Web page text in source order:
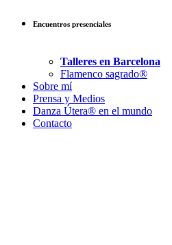
Encuentros presenciales
Talleres en Barcelona
Flamenco sagrado®
Sobre mí
Prensa y Medios
Danza Útera® en el mundo
Contacto